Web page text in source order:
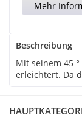
Mehr
Beschreibung
Mit seinem 45
erleichtert. Da